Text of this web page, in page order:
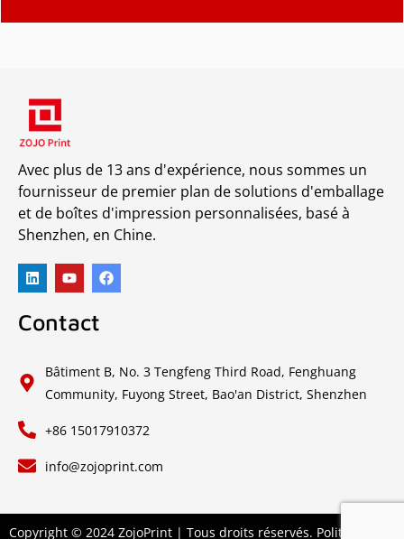
Avec plus de 13 ans d'expérience, nous sommes un
fournisseur de premier plan de solutions d'emballage
et de boîtes d'impression personnalisées, basé à
Shenzhen, en Chine.
Contact
Bâtiment B, No. 3 Tengfeng Third Road, Fenghuang
Community, Fuyong Street, Bao'an District, Shenzhen
+86 15017910372
info@zojoprint.com
Copyright © 2024 ZojoPrint | Tous droits réservés. Politique de